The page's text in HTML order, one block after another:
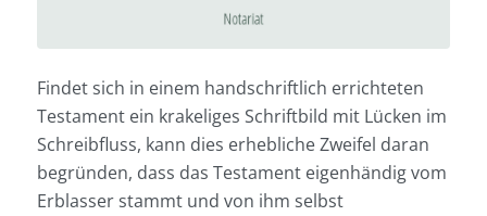
Findet sich in einem handschriftlich errichteten
Testament ein krakeliges Schriftbild mit Lücken im
Schreibfluss, kann dies erhebliche Zweifel daran
begründen, dass das Testament eigenhändig vom
Erblasser stammt und von ihm selbst